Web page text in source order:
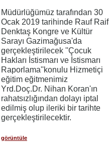
Müdürlüğümüz tarafından 30
Ocak 2019 tarihinde Rauf Raif
Denktaş Kongre ve Kültür
Sarayı Gazimağusa'da
gerçekleştirilecek ''Çocuk
Hakları İstismarı ve İstismarı
Raporlama''konulu Hizmetiçi
eğitim eğitmenimiz
Yrd.Doç.Dr. Nihan Koran'ın
rahatsızlığından dolayı iptal
edilmiş olup ileriki bir tarihte
gerçekleştirilecektir.
görüntüle